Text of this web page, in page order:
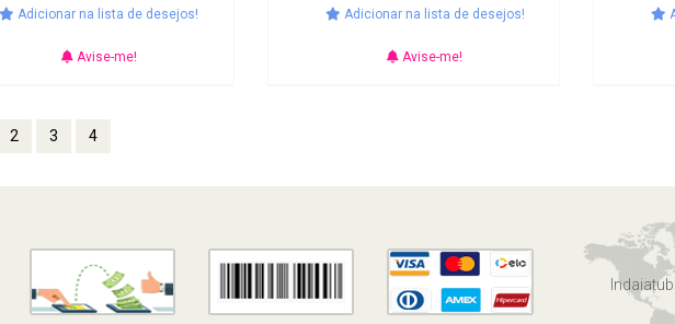
Adicionar na lista de desejos!
Avise-me!
Adicionar na lista de desejos!
Avise-me!
2 3 4